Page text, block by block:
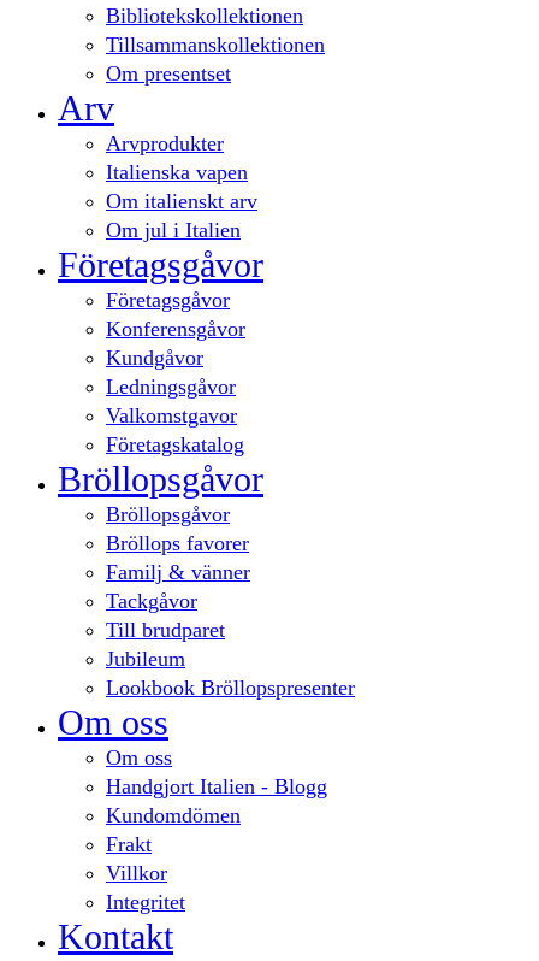
Bibliotekskollektionen
Tillsammanskollektionen
Om presentset
Arv
Arvprodukter
Italienska vapen
Om italienskt arv
Om jul i Italien
Företagsgåvor
Företagsgåvor
Konferensgåvor
Kundgåvor
Ledningsgåvor
Valkomstgavor
Företagskatalog
Bröllopsgåvor
Bröllopsgåvor
Bröllops favorer
Familj & vänner
Tackgåvor
Till brudparet
Jubileum
Lookbook Bröllopspresenter
Om oss
Om oss
Handgjort Italien - Blogg
Kundomdömen
Frakt
Villkor
Integritet
Kontakt